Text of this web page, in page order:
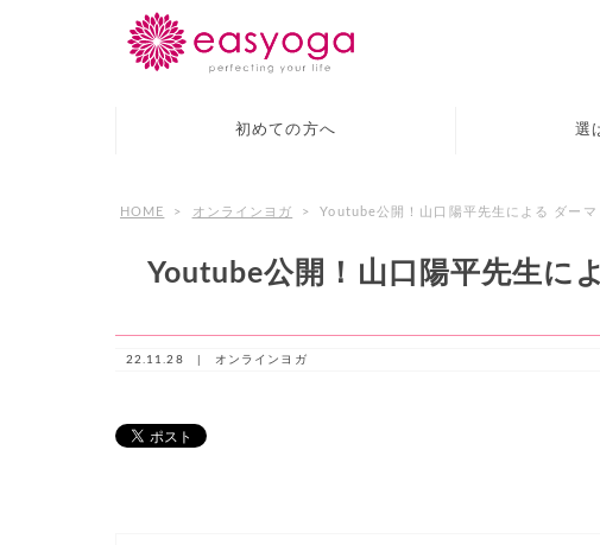
初めての方へ 選
HOME > オンラインヨガ > Youtube公開！山口陽平先生による ダーマ
Youtube公開！山口陽平先生に
22.11.28 | オンラインヨガ